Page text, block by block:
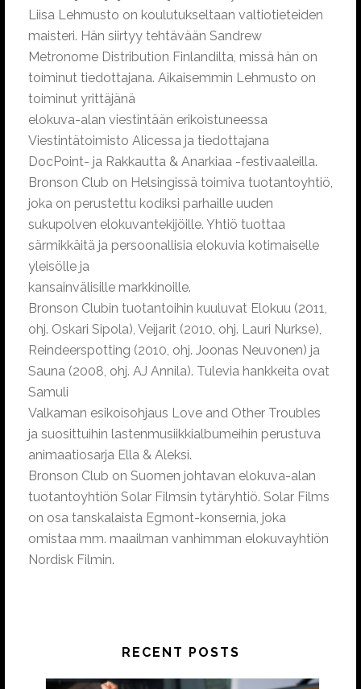
Liisa Lehmusto on koulutukseltaan valtiotieteiden
maisteri. Hän siirtyy tehtävään Sandrew
Metronome Distribution Finlandilta, missä hän on
toiminut tiedottajana. Aikaisemmin Lehmusto on
toiminut yrittäjänä
elokuva-alan viestintään erikoistuneessa
Viestintätoimisto Alicessa ja tiedottajana
DocPoint- ja Rakkautta & Anarkiaa -festivaaleilla.
Bronson Club on Helsingissä toimiva tuotantoyhtiö,
joka on perustettu kodiksi parhaille uuden
sukupolven elokuvantekijöille. Yhtiö tuottaa
särmikkäitä ja persoonallisia elokuvia kotimaiselle
yleisölle ja
kansainvälisille markkinoille.
Bronson Clubin tuotantoihin kuuluvat Elokuu (2011,
ohj. Oskari Sipola), Veijarit (2010, ohj. Lauri Nurkse),
Reindeerspotting (2010, ohj. Joonas Neuvonen) ja
Sauna (2008, ohj. AJ Annila). Tulevia hankkeita ovat
Samuli
Valkaman esikoisohjaus Love and Other Troubles
ja suosittuihin lastenmusiikkialbumeihin perustuva
animaatiosarja Ella & Aleksi.
Bronson Club on Suomen johtavan elokuva-alan
tuotantoyhtiön Solar Filmsin tytäryhtiö. Solar Films
on osa tanskalaista Egmont-konsernia, joka
omistaa mm. maailman vanhimman elokuvayhtiön
Nordisk Filmin.
RECENT POSTS